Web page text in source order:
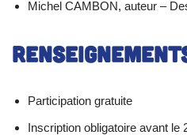
Michel CAMBON, auteur –
Participation gratuite
Inscription obligatoire avant le